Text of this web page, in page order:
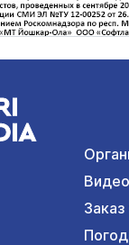
Видео